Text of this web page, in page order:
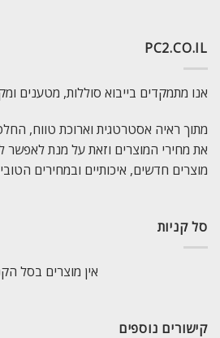
PC2.CO.IL
אנו מתמקדים בייבוא סוללות, מטענים
מתוך ראיה אסטרטגית וארוכת טווח,
את מחירי המוצרים וזאת על מנת לאפשר
מוצרים חדשים, איכותיים ובמחירים
סל קניות
אין מוצרים בסל
קישורים נוספים